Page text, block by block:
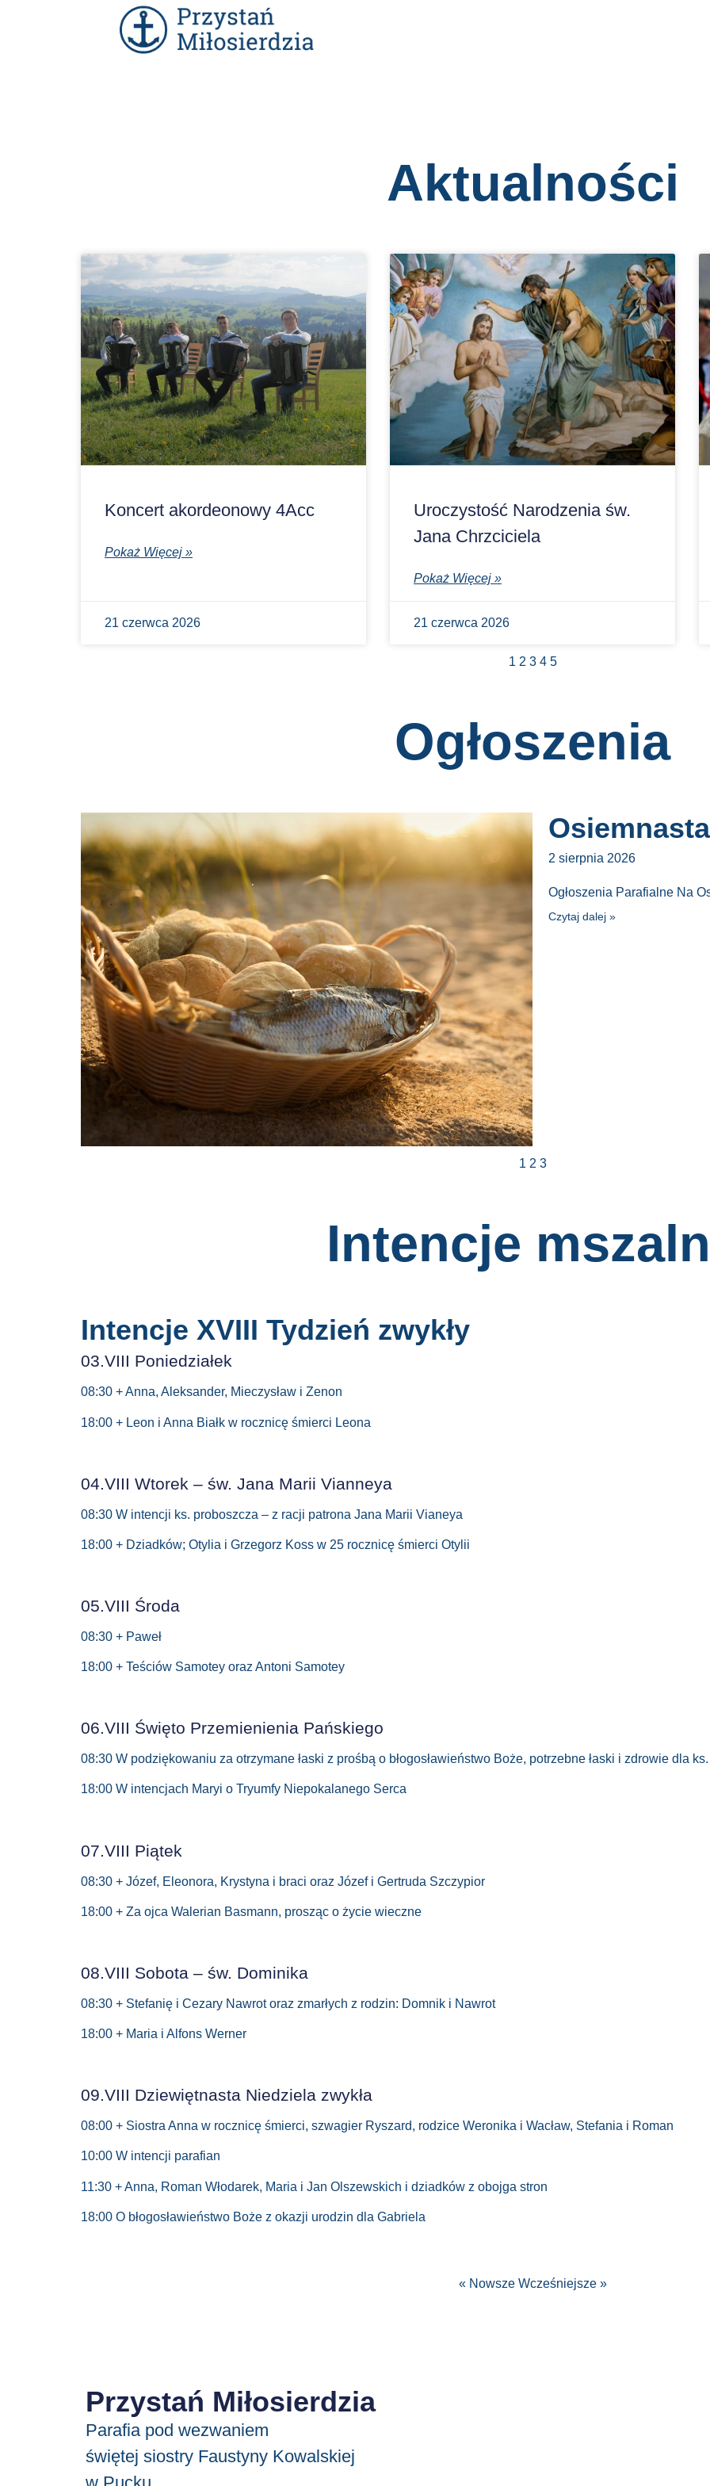
Aktualności
Koncert akordeonowy 4Acc
Pokaż Więcej »
21 czerwca 2026
Uroczystość Narodzenia św.
Jana Chrzciciela
Pokaż Więcej »
21 czerwca 2026
1 2 3 4 5
Ogłoszenia
2 sierpnia 2026
Ogłoszenia Parafialne Na
Czytaj dalej »
1 2 3
Intencje
Intencje XVIII Tydzień zwykły
03.VIII Poniedziałek
08:30 + Anna, Aleksander, Mieczysław i Zenon
18:00 + Leon i Anna Białk w rocznicę śmierci Leona
04.VIII Wtorek – św. Jana Marii Vianneya
08:30 W intencji ks. proboszcza – z racji patrona Jana Marii Vianeya
18:00 + Dziadków; Otylia i Grzegorz Koss w 25 rocznicę śmierci Otylii
05.VIII Środa
08:30 + Paweł
18:00 + Teściów Samotey oraz Antoni Samotey
06.VIII Święto Przemienienia Pańskiego
08:30 W podziękowaniu za otrzymane łaski z prośbą o błogosławieństwo Boże, potrzebne łaski i zdrowie dla
18:00 W intencjach Maryi o Tryumfy Niepokalanego Serca
07.VIII Piątek
08:30 + Józef, Eleonora, Krystyna i braci oraz Józef i Gertruda Szczypior
18:00 + Za ojca Walerian Basmann, prosząc o życie wieczne
08.VIII Sobota – św. Dominika
08:30 + Stefanię i Cezary Nawrot oraz zmarłych z rodzin: Domnik i Nawrot
18:00 + Maria i Alfons Werner
09.VIII Dziewiętnasta Niedziela zwykła
08:00 + Siostra Anna w rocznicę śmierci, szwagier Ryszard, rodzice Weronika i Wacław, Stefania i Roman
10:00 W intencji parafian
11:30 + Anna, Roman Włodarek, Maria i Jan Olszewskich i dziadków z obojga stron
18:00 O błogosławieństwo Boże z okazji urodzin dla Gabriela
« Nowsze Wcześniejsze »
Przystań Miłosierdzia
Parafia pod wezwaniem
świętej siostry Faustyny Kowalskiej